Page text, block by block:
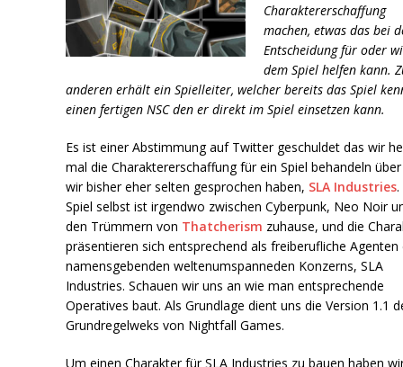
Charaktererschaffung
machen, etwas das bei
Entscheidung für oder
dem Spiel helfen kann.
anderen erhält ein Spielleiter, welcher bereits das Spiel
einen fertigen NSC den er direkt im Spiel einsetzen kann.
Es ist einer Abstimmung auf Twitter geschuldet das wir
mal die Charaktererschaffung für ein Spiel behandeln
wir bisher eher selten gesprochen haben, SLA Industries
Spiel selbst ist irgendwo zwischen Cyberpunk, Neo Noir
den Trümmern von Thatcherism zuhause, und die
präsentieren sich entsprechend als freiberufliche Agenten
namensgebenden weltenumspanneden Konzerns, SLA
Industries. Schauen wir uns an wie man entsprechende
Operatives baut. Als Grundlage dient uns die Version 1.1
Grundregelweks von Nightfall Games.
Um einen Charakter für SLA Industries zu bauen haben